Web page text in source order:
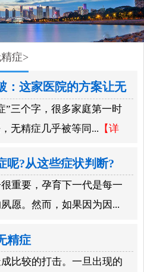
症>
：这家医院的方案让无
个字，很多家庭第一时
无精症几乎被等同... 【详
呢?从这些症状判断?
重要，孕育下一代是每一
愿。然而，如果因为因...
精症
比较的打击。一旦出现的